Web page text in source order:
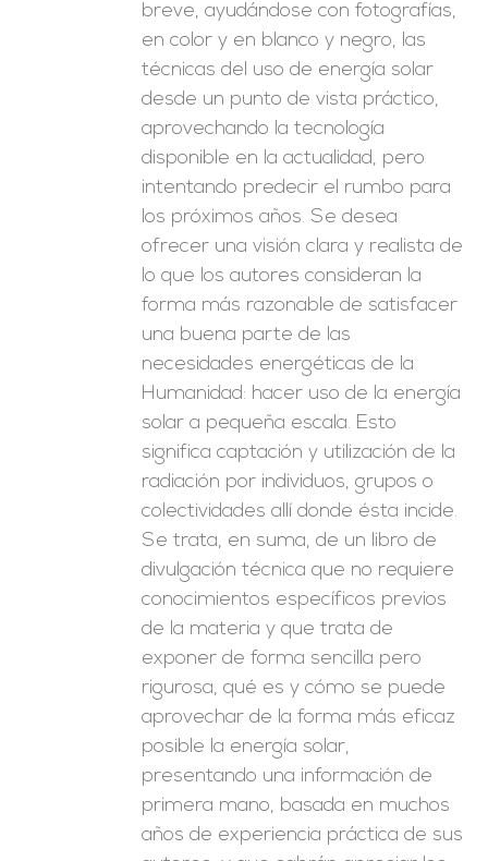
breve, ayudándose con fotografías,
en color y en blanco y negro, las
técnicas del uso de energía solar
desde un punto de vista práctico,
aprovechando la tecnología
disponible en la actualidad, pero
intentando predecir el rumbo para
los próximos años. Se desea
ofrecer una visión clara y realista de
lo que los autores consideran la
forma más razonable de satisfacer
una buena parte de las
necesidades energéticas de la
Humanidad: hacer uso de la energía
solar a pequeña escala. Esto
significa captación y utilización de la
radiación por individuos, grupos o
colectividades allí donde ésta incide.
Se trata, en suma, de un libro de
divulgación técnica que no requiere
conocimientos específicos previos
de la materia y que trata de
exponer de forma sencilla pero
rigurosa, qué es y cómo se puede
aprovechar de la forma más eficaz
posible la energía solar,
presentando una información de
primera mano, basada en muchos
años de experiencia práctica de sus